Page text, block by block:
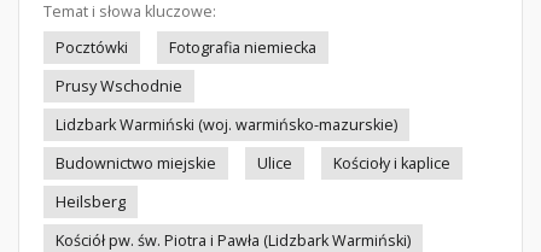
Temat i słowa kluczowe:
Pocztówki
Fotografia niemiecka
Prusy Wschodnie
Lidzbark Warmiński (woj. warmińsko-mazurskie)
Budownictwo miejskie
Ulice
Kościoły i kaplice
Heilsberg
Kościół pw. św. Piotra i Pawła (Lidzbark Warmiński)